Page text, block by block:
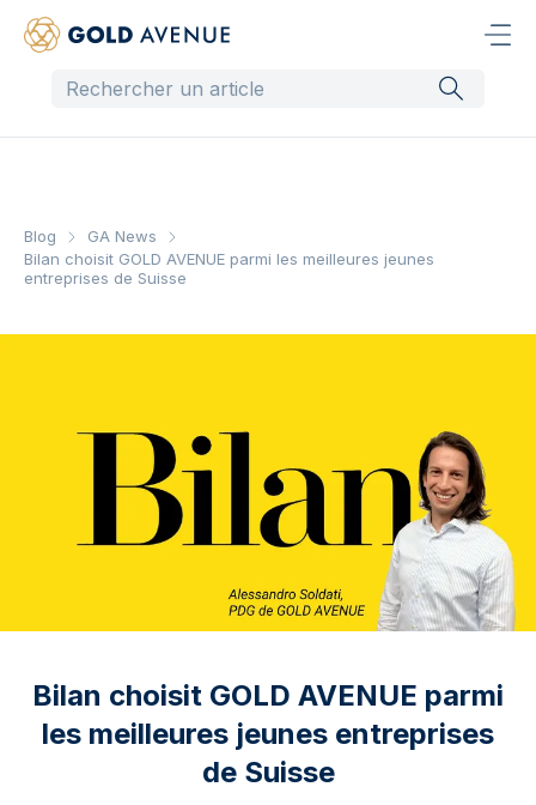
Blog
GA News
Bilan choisit GOLD AVENUE parmi les meilleures jeunes
entreprises de Suisse
Bilan choisit GOLD AVENUE parmi
les meilleures jeunes entreprises
de Suisse